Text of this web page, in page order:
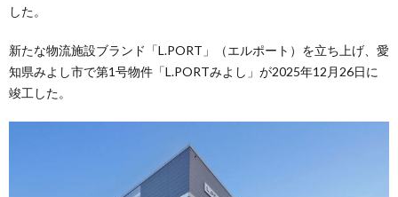
した。
新たな物流施設ブランド「L.PORT」（エルポート）を立ち上げ、愛
知県みよし市で第1号物件「L.PORTみよし」が2025年12月26日に
竣工した。